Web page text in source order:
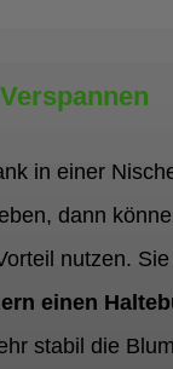
in einer
dann
nutzen.
einen
stabil die